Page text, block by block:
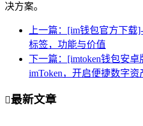
决方案。
上一篇：[im钱包官方下载
标签，功能与价值
下一篇：[imtoken钱包安
imToken，开启便捷数字资
最新文章